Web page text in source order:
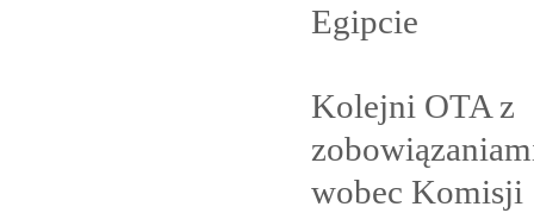
Egipcie
Kolejni OTA z
wobec Komisji